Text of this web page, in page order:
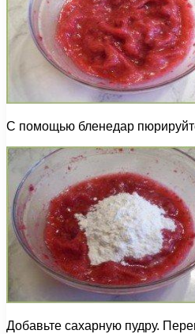
С помощью бленедар
Добавьте сахарную пудру.